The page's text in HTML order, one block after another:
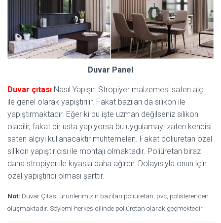
Duvar Panel
Duvar çıtası Nasıl Yapışır: Stropiyer malzemesi saten alçı
ile genel olarak yapıştırılır. Fakat bazıları da silikon ile
yapıştırmaktadır. Eğer ki bu işte uzman değilseniz silikon
olabilir, fakat bir usta yapıyorsa bu uygulamayı zaten kendisi
saten alçıyı kullanacaktır muhtemelen. Fakat poliüretan özel
silikon yapıştırıcısı ile montajı olmaktadır. Poliüretan biraz
daha stropiyer ile kıyasla daha ağırdır. Dolayısıyla onun için
özel yapıştırıcı olması şarttır.
Not: Duvar Çıtası ürünlerimizin bazıları poliüretan, pvc, polisterenden
oluşmaktadır. Söylemi herkes dilinde poliüretan olarak geçmektedir.